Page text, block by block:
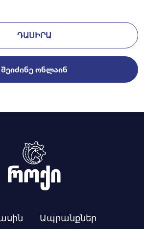
ԴԱՍԻՐԱ
ᲨᲔᲘᲫᲘᲜᲔ ᲝᲜᲚᲐᲘᲜ
Ապրանքներ